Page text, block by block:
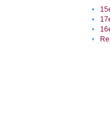
•
•
•
•